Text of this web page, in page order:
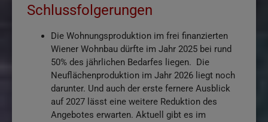
Schlussfolgerungen
Die Wohnungsproduktion im frei finanzierten
Wiener Wohnbau dürfte im Jahr 2025 bei rund
50% des jährlichen Bedarfes liegen. Die
Neuflächenproduktion im Jahr 2026 liegt noch
darunter. Und auch der erste fernere Ausblick
auf 2027 lässt eine weitere Reduktion des
Angebotes erwarten. Aktuell gibt es im